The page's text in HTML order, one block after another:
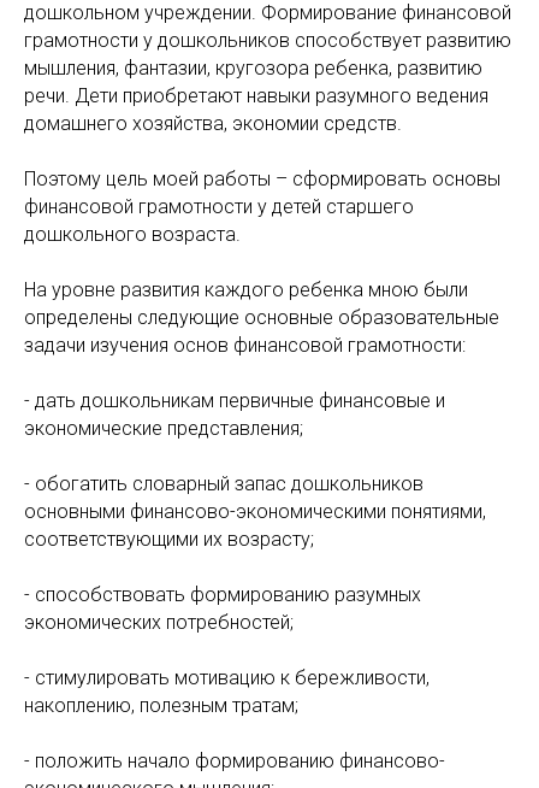
дошкольном учреждении. Формирование финансовой
грамотности у дошкольников способствует развитию
мышления, фантазии, кругозора ребенка, развитию
речи. Дети приобретают навыки разумного ведения
домашнего хозяйства, экономии средств.
Поэтому цель моей работы – сформировать основы
финансовой грамотности у детей старшего
дошкольного возраста.
На уровне развития каждого ребенка мною были
определены следующие основные образовательные
задачи изучения основ финансовой грамотности:
- дать дошкольникам первичные финансовые и
экономические представления;
- обогатить словарный запас дошкольников
основными финансово-экономическими понятиями,
соответствующими их возрасту;
- способствовать формированию разумных
экономических потребностей;
- стимулировать мотивацию к бережливости,
накоплению, полезным тратам;
- положить начало формированию финансово-